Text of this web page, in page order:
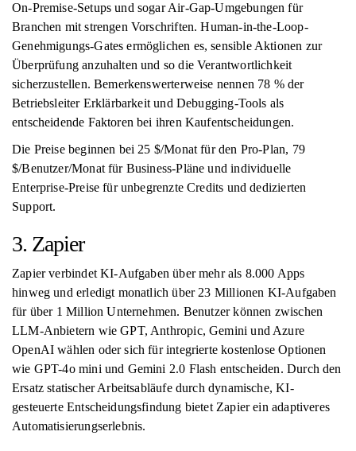
On-Premise-Setups und sogar Air-Gap-Umgebungen für
Branchen mit strengen Vorschriften. Human-in-the-Loop-
Genehmigungs-Gates ermöglichen es, sensible Aktionen zur
Überprüfung anzuhalten und so die Verantwortlichkeit
sicherzustellen. Bemerkenswerterweise nennen 78 % der
Betriebsleiter Erklärbarkeit und Debugging-Tools als
entscheidende Faktoren bei ihren Kaufentscheidungen.
Die Preise beginnen bei 25 $/Monat für den Pro-Plan, 79
$/Benutzer/Monat für Business-Pläne und individuelle
Enterprise-Preise für unbegrenzte Credits und dedizierten
Support.
3. Zapier
Zapier verbindet KI-Aufgaben über mehr als 8.000 Apps
hinweg und erledigt monatlich über 23 Millionen KI-Aufgaben
für über 1 Million Unternehmen. Benutzer können zwischen
LLM-Anbietern wie GPT, Anthropic, Gemini und Azure
OpenAI wählen oder sich für integrierte kostenlose Optionen
wie GPT-4o mini und Gemini 2.0 Flash entscheiden. Durch den
Ersatz statischer Arbeitsabläufe durch dynamische, KI-
gesteuerte Entscheidungsfindung bietet Zapier ein adaptiveres
Automatisierungserlebnis.